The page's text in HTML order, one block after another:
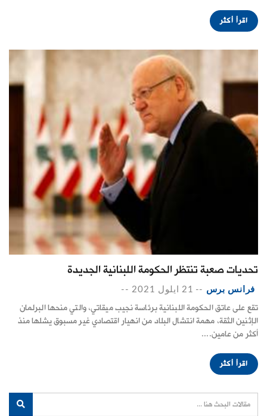
اقرأ أكثر
تحديات صعبة تنتظر الحكومة اللبنانية الجديدة
فرانس برس -- 21 ايلول 2021 --
تقع على عاتق الحكومة اللبنانية برئاسة نجيب ميقاتي، والتي منحها البرلمان
الإثنين الثقة، مهمة انتشال البلاد من انهيار اقتصادي غير مسبوق يشلها منذ
أكثر من عامين....
اقرأ أكثر